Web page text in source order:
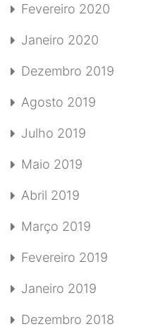
Fevereiro 2020
Janeiro 2020
Dezembro 2019
Agosto 2019
Julho 2019
Maio 2019
Abril 2019
Março 2019
Fevereiro 2019
Janeiro 2019
Dezembro 2018